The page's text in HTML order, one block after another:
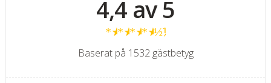
Dubbelrum för 2-4 personer med balkong
Svit för 2-4 personer med balkong
4,4 av 5
★★★★ ½
Baserat på 1532 gästbetyg